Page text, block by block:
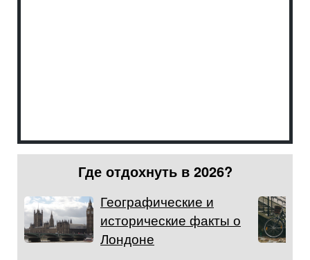
Где отдохнуть в 2026?
Географические и
исторические факты о
Лондоне